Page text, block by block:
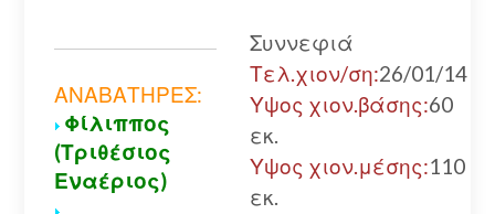
ΑΝΑΒΑΤΗΡΕΣ:
Φίλιππος
(Τριθέσιος
Εναέριος)
Συννεφιά
Τελ.χιον/ση:26/01/14
Υψος χιον.βάσης:60
εκ.
Υψος χιον.μέσης:110
εκ.